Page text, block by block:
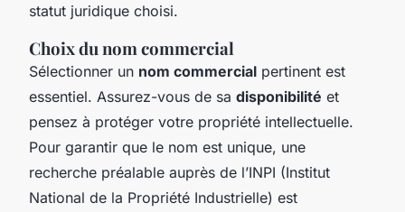
statut juridique choisi.
Choix du nom commercial
Sélectionner un nom commercial pertinent est
essentiel. Assurez-vous de sa disponibilité et
pensez à protéger votre propriété intellectuelle.
Pour garantir que le nom est unique, une
recherche préalable auprès de l’INPI (Institut
National de la Propriété Industrielle) est